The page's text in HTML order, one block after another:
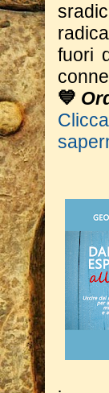
fuori
💙